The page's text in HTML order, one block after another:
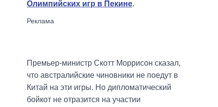
Олимпийских игр в Пекине.
Премьер-министр Скотт Моррисон сказал,
что австралийские чиновники не поедут в
Китай на эти игры. Но дипломатический
бойкот не отразится на участии